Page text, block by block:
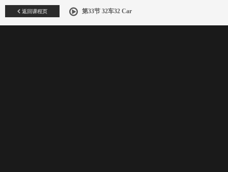
返回课程页 第33节 32车32 Car